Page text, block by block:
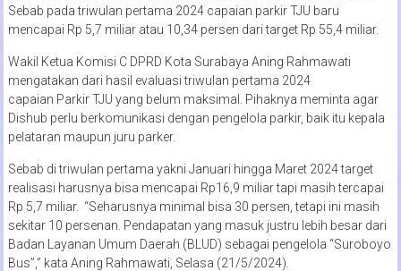
Sebab pada triwulan pertama 2024 capaian parkir TJU baru
mencapai Rp 5,7 miliar atau 10,34 persen dari target Rp 55,4 miliar.
Wakil Ketua Komisi C DPRD Kota Surabaya Aning Rahmawati
mengatakan dari hasil evaluasi triwulan pertama 2024
capaian Parkir TJU yang belum maksimal. Pihaknya meminta agar
Dishub perlu berkomunikasi dengan pengelola parkir, baik itu kepala
pelataran maupun juru parker.
Sebab di triwulan pertama yakni Januari hingga Maret 2024 target
realisasi harusnya bisa mencapai Rp16,9 miliar tapi masih tercapai
Rp 5,7 miliar. “Seharusnya minimal bisa 30 persen, tetapi ini masih
sekitar 10 persenan. Pendapatan yang masuk justru lebih besar dari
Badan Layanan Umum Daerah (BLUD) sebagai pengelola “Suroboyo
Bus”,” kata Aning Rahmawati, Selasa (21/5/2024).